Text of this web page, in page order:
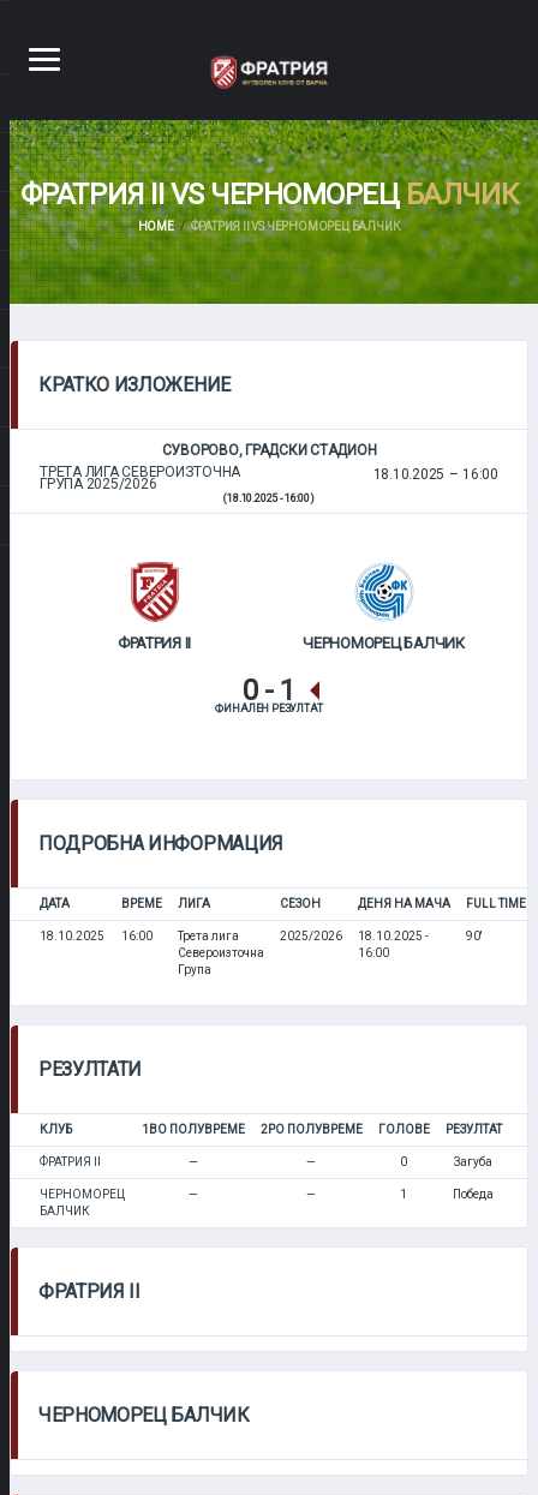
ФРАТРИЯ II VS ЧЕРНОМОРЕЦБАЛЧИК
HOME ФРАТРИЯ II VS ЧЕРНОМОРЕЦ БАЛЧИК
КРАТКО ИЗЛОЖЕНИЕ
ТРЕТА ЛИГА СЕВЕРОИЗТОЧНА
ГРУПА 2025/2026
СУВОРОВО, ГРАДСКИ СТАДИОН
18.10.2025
16:00
(18.10.2025 - 16:00)
ФРАТРИЯ II ЧЕРНОМОРЕЦ БАЛЧИК
0 - 1
ФИНАЛЕН РЕЗУЛТАТ
ПОДРОБНА ИНФОРМАЦИЯ
ДАТА ВРЕМЕ ЛИГА СЕЗОН ДЕНЯ НА МАЧА FULL TIME
18.10.2025 16:00
Трета лига
Североизточна
Група
2025/2026
18.10.2025 -
16:00
90'
РЕЗУЛТАТИ
КЛУБ 1ВО ПОЛУВРЕМЕ 2РО ПОЛУВРЕМЕ ГОЛОВЕ РЕЗУЛТАТ
ФРАТРИЯ II — — 0 Загуба
ЧЕРНОМОРЕЦ
БАЛЧИК
— — 1 Победа
ФРАТРИЯ II
ЧЕРНОМОРЕЦ БАЛЧИК